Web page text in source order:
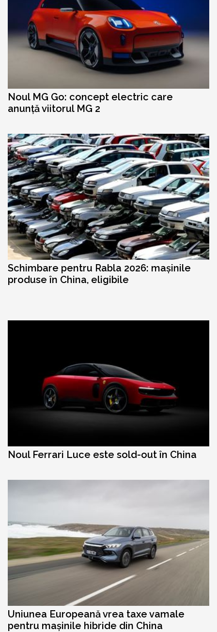
Noul MG Go: concept electric care
anunță viitorul MG 2
Schimbare pentru Rabla 2026: mașinile
produse în China, eligibile
Noul Ferrari Luce este sold-out în China
Uniunea Europeană vrea taxe vamale
pentru mașinile hibride din China